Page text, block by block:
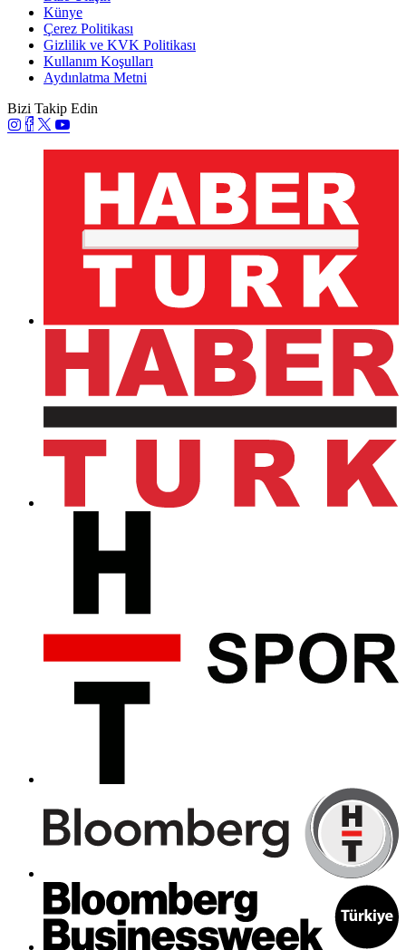
Künye
Çerez Politikası
Gizlilik ve KVK Politikası
Kullanım Koşulları
Aydınlatma Metni
Bizi Takip Edin